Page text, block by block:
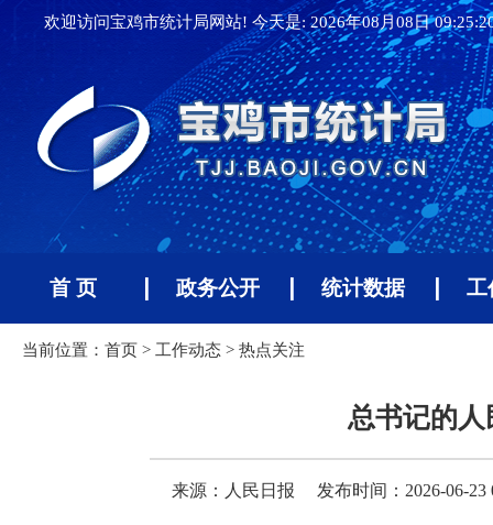
欢迎访问宝鸡市统计局网站! 今天是:2026年08月08日
首 页 政务公开 统计数据 工
当前位置： 首页 > 工作动态 > 热点关注
总书记的
来源：人民日报 发布时间：2026-06-23